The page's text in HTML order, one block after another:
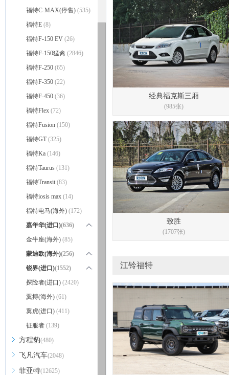
福克斯(海外)(555)
福克斯RS
福特C-MAX(停售) (535)
福特E (8)
福特F-150 EV (26)
福特F-150猛禽 (2846)
福特F-250 (65)
福特F-350 (22)
福特F-450 (36)
福特Flex (72)
福特Fusion (150)
福特GT(325)
福特Ka (146)
福特Taurus (131)
福特Transit (83)
福特iosis max (14)
福特电马(海外) (172)
嘉年华(进口)(636)
嘉年华ST(576)
嘉年华(海外)(60)
金牛座(海外) (85)
蒙迪欧(海外)(256)
蒙迪欧(海外)(253)
蒙迪欧ST(3)
锐界(进口)(1552)
锐界(进口)(停售)(1454)
锐界ST(98)
探险者(进口) (2420)
翼搏(海外) (61)
翼虎(进口) (411)
征服者 (139)
方程豹(480)
飞凡汽车(2048)
菲亚特(12625)
经典福克斯三厢
(985张)
致胜
(1707张)
江铃福特